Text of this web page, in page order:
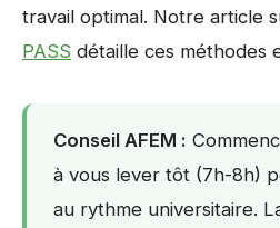
travail optimal. Notre article
PASS détaille ces méthodes
Conseil AFEM :
à vous lever tôt (7h-8h)
au rythme universitaire.